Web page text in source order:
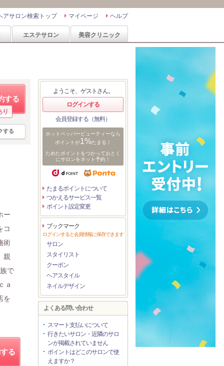
ヘルプ
マイページ
アサロン検索トップ
エステサロン 美容クリニック
する
り
する
ー
コ
術
親
で
ａ
を
る
ようこそ、ゲストさん。
ログインする
会員登録する（無料）
ホットペッパービューティーなら
ポイントが1%たまる！
ためたポイントをつかっておとく
にサロンをネット予約！
たまるポイントについて
つかえるサービス一覧
ポイント設定変更
ブックマーク
ログインすると会員情報に保存できます
サロン
スタイリスト
クーポン
ヘアスタイル
ネイルデザイン
よくある問い合わせ
スマート支払いについて
行きたいサロン・近隣のサロ
ンが掲載されていません
ポイントはどこのサロンで使
えますか？